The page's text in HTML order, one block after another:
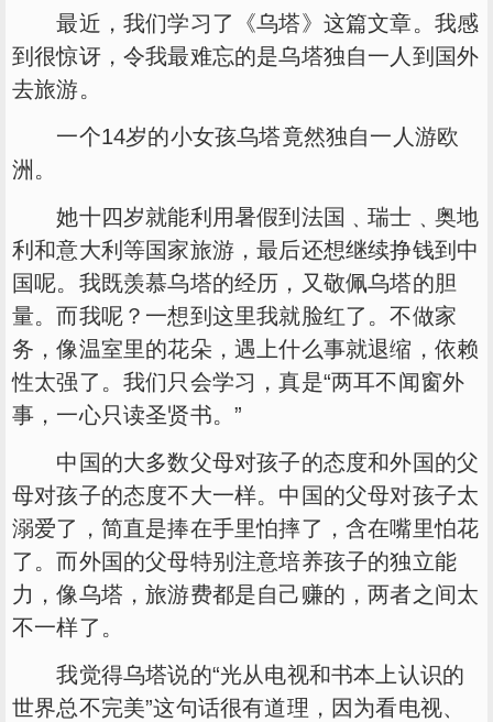
最近，我们学习了《乌塔》这篇文章。我感
到很惊讶，令我最难忘的是乌塔独自一人到国外
去旅游。
一个14岁的小女孩乌塔竟然独自一人游欧
洲。
她十四岁就能利用暑假到法国﹑瑞士﹑奥地
利和意大利等国家旅游，最后还想继续挣钱到中
国呢。我既羡慕乌塔的经历，又敬佩乌塔的胆
量。而我呢？一想到这里我就脸红了。不做家
务，像温室里的花朵，遇上什么事就退缩，依赖
性太强了。我们只会学习，真是“两耳不闻窗外
事，一心只读圣贤书。”
中国的大多数父母对孩子的态度和外国的父
母对孩子的态度不大一样。中国的父母对孩子太
溺爱了，简直是捧在手里怕摔了，含在嘴里怕花
了。而外国的父母特别注意培养孩子的独立能
力，像乌塔，旅游费都是自己赚的，两者之间太
不一样了。
我觉得乌塔说的“光从电视和书本上认识的
世界总不完美”这句话很有道理，因为看电视、